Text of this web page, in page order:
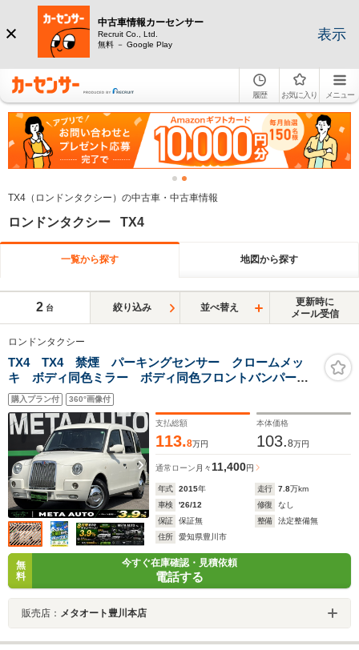
中古車情報カーセンサー
Recruit Co., Ltd.
無料 － Google Play
表示
履歴 お気に入り メニュー
TX4（ロンドンタクシー）の中古車・中古車情報
ロンドンタクシー TX4
一覧から探す 地図から探す
2 台 絞り込み 並べ替え
更新時に
メール受信
ロンドンタクシー
TX4 TX4 禁煙 パーキングセンサー クロームメッ
キ ボディ同色ミラー ボディ同色フロントバンパー
KENWOOD1DINオーディオ パワーウィンドウ マニュ
アルエアコン ETC リモコンミラースイッチ フロン
トフォグ
購入プラン付 360°画像付
支払総額
113.8万円
本体価格
103.8万円
通常ローン 月々11,400円
年式 2015年 走行 7.8万km
車検
'26/12 修復
なし
保証
保証無 整備
法定整備無
住所
愛知県豊川市
無
料
今すぐ在庫確認・見積依頼
電話する
販売店： メタオート豊川本店